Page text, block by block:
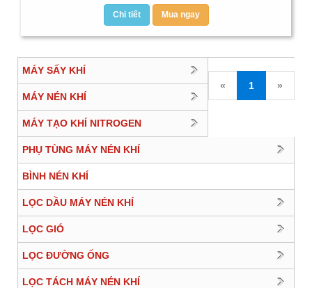
Chi tiết Mua ngay
« 1 »
MÁY SẤY KHÍ
MÁY NÉN KHÍ
MÁY TẠO KHÍ NITROGEN
PHỤ TÙNG MÁY NÉN KHÍ
BÌNH NÉN KHÍ
LỌC DẦU MÁY NÉN KHÍ
LỌC GIÓ
LỌC ĐƯỜNG ỐNG
LỌC TÁCH MÁY NÉN KHÍ